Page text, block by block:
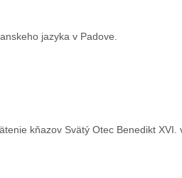
jazyka v Padove.
kňazov Svätý Otec Benedikt XVI.